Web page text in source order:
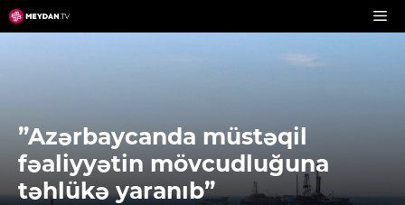
Skip
to
”Azərbaycanda müstəqil
fəaliyyətin mövcudluğuna
təhlükə yaranıb”